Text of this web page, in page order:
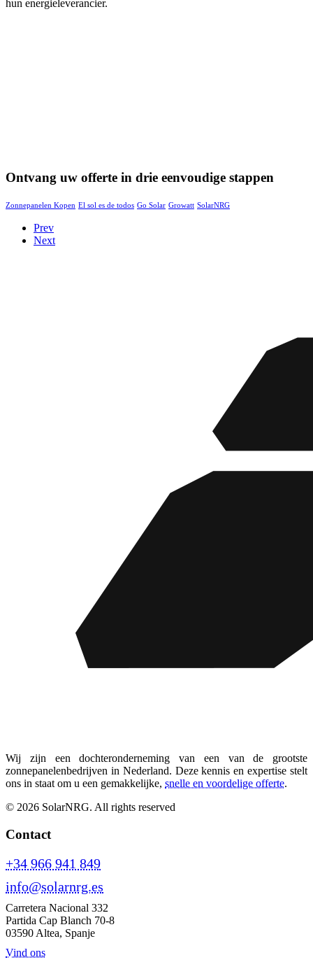
hun energieleverancier.
Ontvang uw offerte in drie eenvoudige stappen
Zonnepanelen Kopen El sol es de todos Go Solar Growatt SolarNRG
Prev
Next
Wij zijn een dochteronderneming van een van de grootste
zonnepanelenbedrijven in Nederland. Deze kennis en expertise stelt
ons in staat om u een gemakkelijke, snelle en voordelige offerte.
© 2026 SolarNRG. All rights reserved
Contact
+34 966 941 849
info@solarnrg.es
Carretera Nacional 332
Partida Cap Blanch 70-8
03590 Altea, Spanje
Vind ons